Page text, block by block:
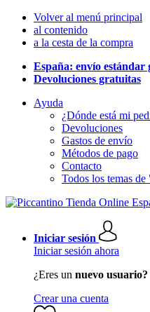
Volver al menú principal
al contenido
a la cesta de la compra
España: envío estándar
Devoluciones gratuitas
Ayuda
¿Dónde está mi
Devoluciones
Gastos de envío
Métodos de pago
Contacto
Todos los temas
Iniciar sesión
Iniciar sesión ahora
¿Eres un nuevo usuario?
Crear una cuenta